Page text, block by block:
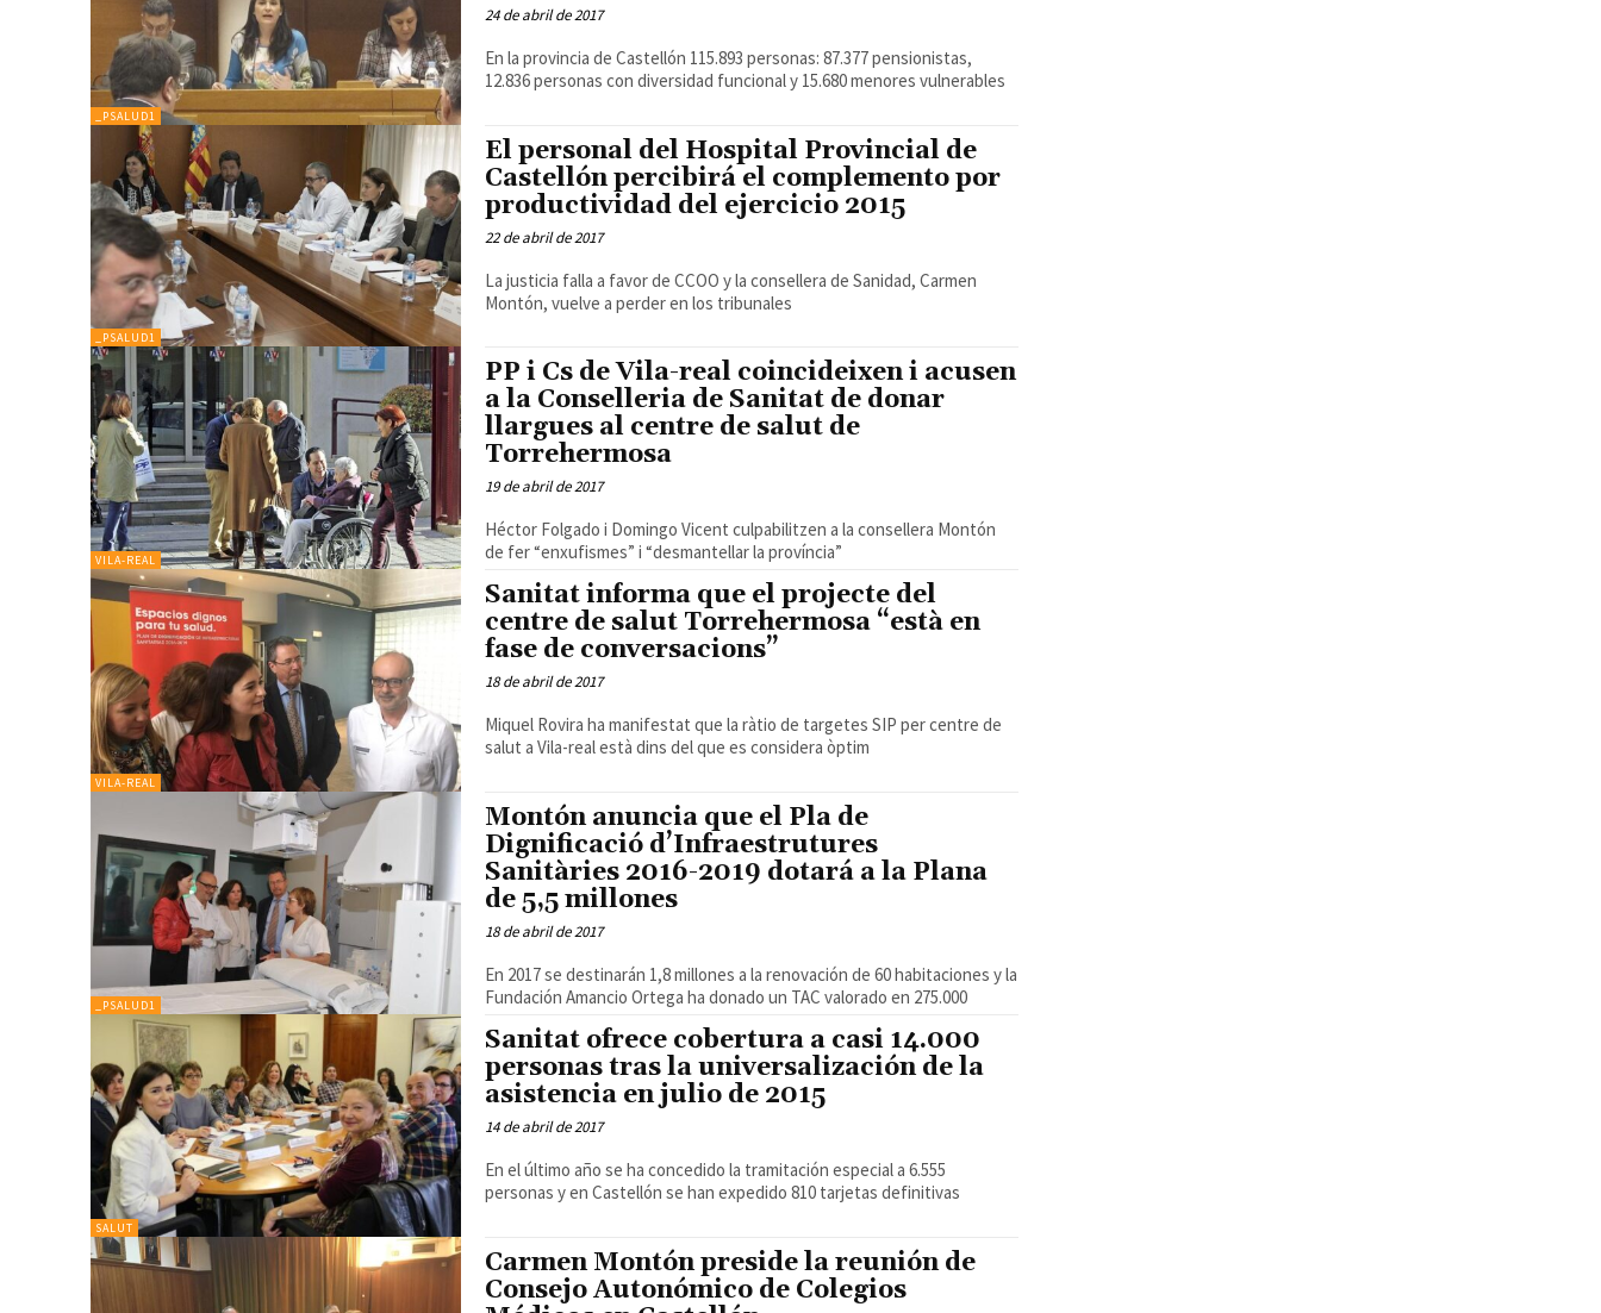
_PSALUD1
24 de abril de 2017
En la provincia de Castellón 115.893 personas: 87.377 pensionistas,
12.836 personas con diversidad funcional y 15.680 menores vulnerables
_PSALUD1
El personal del Hospital Provincial de
Castellón percibirá el complemento por
productividad del ejercicio 2015
22 de abril de 2017
La justicia falla a favor de CCOO y la consellera de Sanidad, Carmen
Montón, vuelve a perder en los tribunales
VILA-REAL
PP i Cs de Vila-real coincideixen i acusen
a la Conselleria de Sanitat de donar
llargues al centre de salut de
Torrehermosa
19 de abril de 2017
Héctor Folgado i Domingo Vicent culpabilitzen a la consellera Montón
de fer “enxufismes” i “desmantellar la província”
VILA-REAL
Sanitat informa que el projecte del
centre de salut Torrehermosa “està en
fase de conversacions”
18 de abril de 2017
Miquel Rovira ha manifestat que la ràtio de targetes SIP per centre de
salut a Vila-real està dins del que es considera òptim
_PSALUD1
Montón anuncia que el Pla de
Dignificació d’Infraestrutures
Sanitàries 2016-2019 dotará a la Plana
de 5,5 millones
18 de abril de 2017
En 2017 se destinarán 1,8 millones a la renovación de 60 habitaciones y la
Fundación Amancio Ortega ha donado un TAC valorado en 275.000
SALUT
Sanitat ofrece cobertura a casi 14.000
personas tras la universalización de la
asistencia en julio de 2015
14 de abril de 2017
En el último año se ha concedido la tramitación especial a 6.555
personas y en Castellón se han expedido 810 tarjetas definitivas
Carmen Montón preside la reunión de
Consejo Autonómico de Colegios